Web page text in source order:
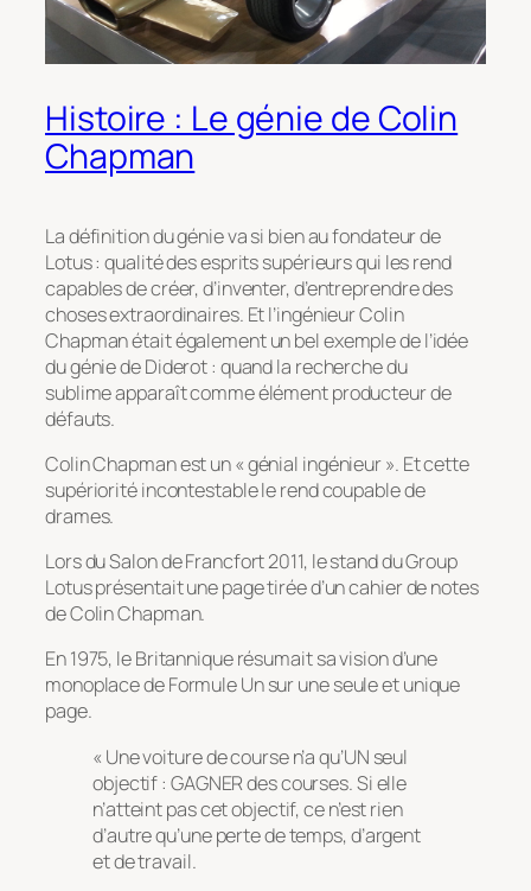
Histoire : Le génie de Colin
Chapman
La définition du génie va si bien au fondateur de
Lotus : qualité des esprits supérieurs qui les rend
capables de créer, d’inventer, d’entreprendre des
choses extraordinaires. Et l’ingénieur Colin
Chapman était également un bel exemple de l’idée
du génie de Diderot : quand la recherche du
sublime apparaît comme élément producteur de
défauts.
Colin Chapman est un « génial ingénieur ». Et cette
supériorité incontestable le rend coupable de
drames.
Lors du Salon de Francfort 2011, le stand du Group
Lotus présentait une page tirée d’un cahier de notes
de Colin Chapman.
En 1975, le Britannique résumait sa vision d’une
monoplace de Formule Un sur une seule et unique
page.
« Une voiture de course n’a qu’UN seul
objectif : GAGNER des courses. Si elle
n’atteint pas cet objectif, ce n’est rien
d’autre qu’une perte de temps, d’argent
et de travail.